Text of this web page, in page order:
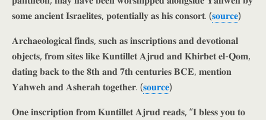
𝐬𝐨𝐦𝐞 𝐚𝐧𝐜𝐢𝐞𝐧𝐭 𝐈𝐬𝐫𝐚𝐞𝐥𝐢𝐭𝐞𝐬, 𝐩𝐨𝐭𝐞𝐧𝐭𝐢𝐚𝐥𝐥𝐲 𝐚𝐬 𝐡𝐢𝐬 𝐜𝐨𝐧𝐬𝐨𝐫𝐭. (𝐬𝐨𝐮𝐫𝐜𝐞)
𝐀𝐫𝐜𝐡𝐚𝐞𝐨𝐥𝐨𝐠𝐢𝐜𝐚𝐥 𝐟𝐢𝐧𝐝𝐬, 𝐬𝐮𝐜𝐡 𝐚𝐬 𝐢𝐧𝐬𝐜𝐫𝐢𝐩𝐭𝐢𝐨𝐧𝐬 𝐚𝐧𝐝 𝐝𝐞𝐯𝐨𝐭𝐢𝐨𝐧𝐚𝐥
𝐨𝐛𝐣𝐞𝐜𝐭𝐬, 𝐟𝐫𝐨𝐦 𝐬𝐢𝐭𝐞𝐬 𝐥𝐢𝐤𝐞 𝐊𝐮𝐧𝐭𝐢𝐥𝐥𝐞𝐭 𝐀𝐣𝐫𝐮𝐝 𝐚𝐧𝐝 𝐊𝐡𝐢𝐫𝐛𝐞𝐭 𝐞𝐥-𝐐𝐨𝐦,
𝐝𝐚𝐭𝐢𝐧𝐠 𝐛𝐚𝐜𝐤 𝐭𝐨 𝐭𝐡𝐞 𝟖𝐭𝐡 𝐚𝐧𝐝 𝟕𝐭𝐡 𝐜𝐞𝐧𝐭𝐮𝐫𝐢𝐞𝐬 𝐁𝐂𝐄, 𝐦𝐞𝐧𝐭𝐢𝐨𝐧
𝐘𝐚𝐡𝐰𝐞𝐡 𝐚𝐧𝐝 𝐀𝐬𝐡𝐞𝐫𝐚𝐡 𝐭𝐨𝐠𝐞𝐭𝐡𝐞𝐫. (𝐬𝐨𝐮𝐫𝐜𝐞)
𝐎𝐧𝐞 𝐢𝐧𝐬𝐜𝐫𝐢𝐩𝐭𝐢𝐨𝐧 𝐟𝐫𝐨𝐦 𝐊𝐮𝐧𝐭𝐢𝐥𝐥𝐞𝐭 𝐀𝐣𝐫𝐮𝐝 𝐫𝐞𝐚𝐝𝐬, “𝐈 𝐛𝐥𝐞𝐬𝐬 𝐲𝐨𝐮 𝐭𝐨